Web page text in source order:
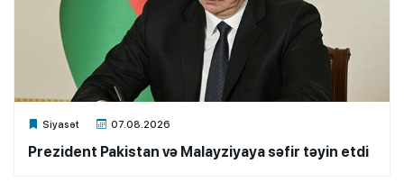
Siyasət 07.08.2026
Xalq.Online
Prezident Pakistan və Malayziyaya səfir təyin etdi